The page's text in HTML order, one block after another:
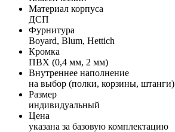
Материал корпуса
ДСП
Фурнитура
Boyard, Blum, Hettich
Кромка
ПВХ (0,4 мм, 2 мм)
Внутреннее наполнение
на выбор (полки, корзины, штанги)
Размер
индивидуальный
Цена
указана за базовую комплектацию